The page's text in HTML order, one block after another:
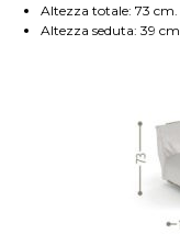
Altezza totale: 73 cm.
Altezza seduta: 39 cm.